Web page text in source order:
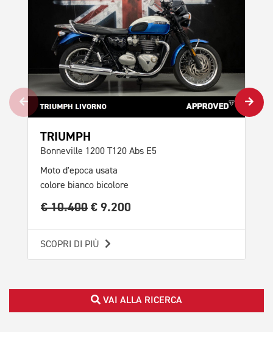
TRIUMPH
Bonneville 1200 T120 Abs E5
Moto d'epoca usata
colore bianco bicolore
€ 10.400 € 9.200
SCOPRI DI PIÙ
VAI ALLA RICERCA